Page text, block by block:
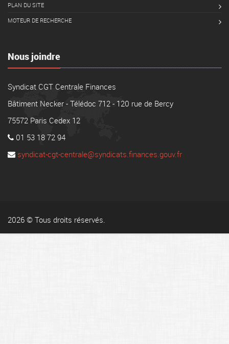
PLAN DU SITE
MOTEUR DE RECHERCHE
Nous joindre
Syndicat CGT Centrale Finances
Bâtiment Necker - Télédoc 712 - 120 rue de Bercy
75572 Paris Cedex 12
01 53 18 72 94
syndicat-cgt-centrale@syndicats.finances.gouv.fr
2026 © Tous droits réservés.